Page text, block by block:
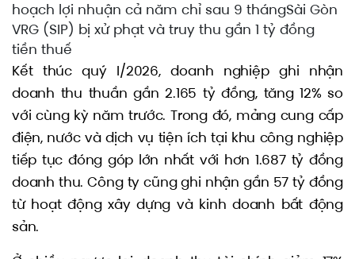
hoạch lợi nhuận cả năm chỉ sau 9 thángSài Gòn
VRG (SIP) bị xử phạt và truy thu gần 1 tỷ đồng
tiền thuế
Kết thúc quý I/2026, doanh nghiệp ghi nhận
doanh thu thuần gần 2.165 tỷ đồng, tăng 12% so
với cùng kỳ năm trước. Trong đó, mảng cung cấp
điện, nước và dịch vụ tiện ích tại khu công nghiệp
tiếp tục đóng góp lớn nhất với hơn 1.687 tỷ đồng
doanh thu. Công ty cũng ghi nhận gần 57 tỷ đồng
từ hoạt động xây dựng và kinh doanh bất động
sản.